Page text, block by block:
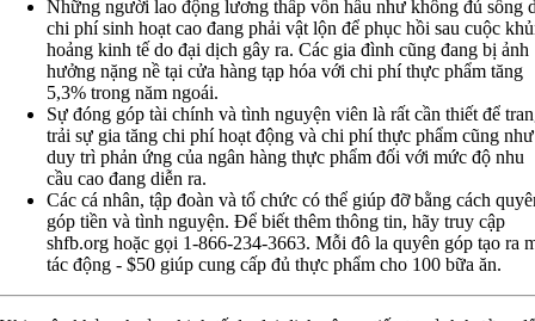
Những người lao động lương thấp vốn hầu như không đủ sống
chi phí sinh hoạt cao đang phải vật lộn để phục hồi sau cuộc
hoảng kinh tế do đại dịch gây ra. Các gia đình cũng đang bị ảnh
hưởng nặng nề tại cửa hàng tạp hóa với chi phí thực phẩm tăng
5,3% trong năm ngoái.
Sự đóng góp tài chính và tình nguyện viên là rất cần thiết để
trải sự gia tăng chi phí hoạt động và chi phí thực phẩm cũng như
duy trì phản ứng của ngân hàng thực phẩm đối với mức độ nhu
cầu cao đang diễn ra.
Các cá nhân, tập đoàn và tổ chức có thể giúp đỡ bằng cách
góp tiền và tình nguyện. Để biết thêm thông tin, hãy truy cập
shfb.org hoặc gọi 1-866-234-3663. Mỗi đô la quyên góp tạo ra
tác động - $50 giúp cung cấp đủ thực phẩm cho 100 bữa ăn.